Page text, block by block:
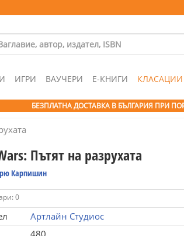
ИГРИ ВАУЧЕРИ Е-КНИГИ КЛАСАЦИИ
БЕЗПЛАТНА ДОСТАВКА В БЪЛГАРИЯ ПРИ
Пътят на разрухата
Карпишин
0
Артлайн Студиос
480